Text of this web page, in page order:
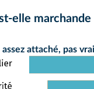
elle marchande
attaché, pas